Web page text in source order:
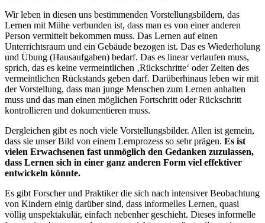
Wir leben in diesen uns bestimmenden Vorstellungsbildern, das
Lernen mit Mühe verbunden ist, dass man es von einer anderen
Person vermittelt bekommen muss. Das Lernen auf einen
Unterrichtsraum und ein Gebäude bezogen ist. Das es Wiederholung
und Übung (Hausaufgaben) bedarf. Das es linear verlaufen muss,
sprich, das es keine vermeintlichen ‚Rückschritte‘ oder Zeiten des
vermeintlichen Rückstands geben darf. Darüberhinaus leben wir mit
der Vorstellung, dass man junge Menschen zum Lernen anhalten
muss und das man einen möglichen Fortschritt oder Rückschritt
kontrollieren und dokumentieren muss.
Dergleichen gibt es noch viele Vorstellungsbilder. Allen ist gemein,
dass sie unser Bild von einem Lernprozess so sehr prägen. Es ist
vielen Erwachsenen fast unmöglich den Gedanken zuzulassen,
dass Lernen sich in einer ganz anderen Form viel effektiver
entwickeln könnte.
Es gibt Forscher und Praktiker die sich nach intensiver Beobachtung
von Kindern einig darüber sind, dass informelles Lernen, quasi
völlig unspektakulär, einfach nebenher geschieht. Dieses informelle